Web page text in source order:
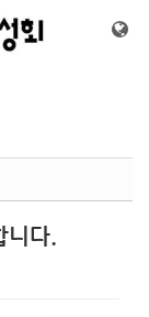
니다.